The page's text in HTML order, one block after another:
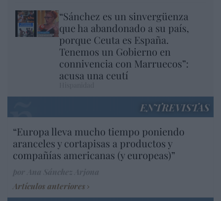
“Sánchez es un sinvergüenza
que ha abandonado a su país,
porque Ceuta es España.
Tenemos un Gobierno en
connivencia con Marruecos”:
acusa una ceutí
ENTREVISTAS
“Europa lleva mucho tiempo poniendo
aranceles y cortapisas a productos y
compañías americanas (y europeas)”
Artículos anteriores